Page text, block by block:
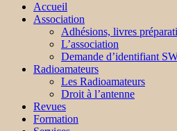
Accueil
Association
Adhésions, livres
L’association
Demande d’identifiant
Radioamateurs
Les Radioamateurs
Droit à l’antenne
Revues
Formation